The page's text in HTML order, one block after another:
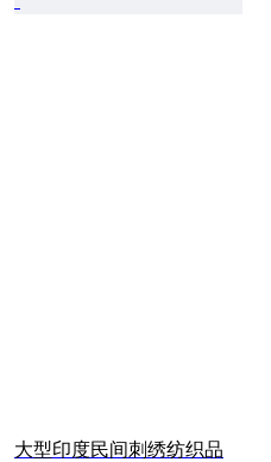
大型印度民间刺绣纺织品